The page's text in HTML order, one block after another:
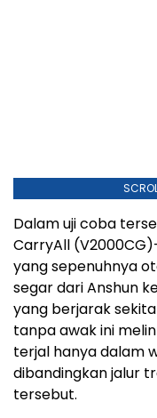
Dalam uji coba
CarryAll
yang sepenuhnya
segar dari Anshun
yang berjarak
tanpa awak ini
terjal hanya dalam
dibandingkan jalur
tersebut.